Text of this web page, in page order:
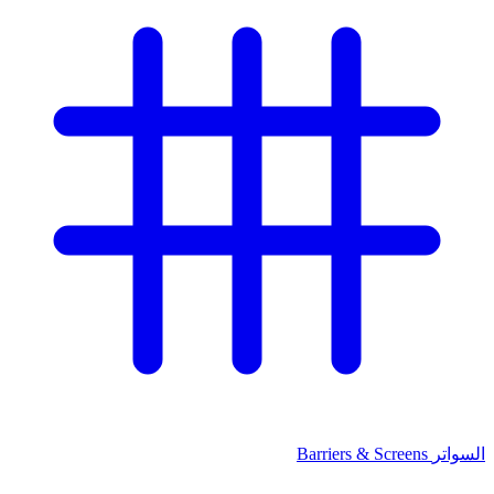
السواتر Barriers & Screens